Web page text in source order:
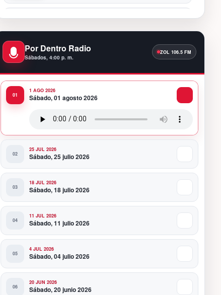
10:16 PM
Santiago
Premios a la Moda Dominicana celebró su
quinta edición en el Teatro Nacional
Presidente Abinader viaja a Colombia para
Por Dentro Radio
Sábados, 4:00 p. m.
1 AGO 2026
Sábado, 01 agosto 2026
25 JUL 2026
Sábado, 25 julio 2026
18 JUL 2026
Sábado, 18 julio 2026
11 JUL 2026
Sábado, 11 julio 2026
4 JUL 2026
Sábado, 04 julio 2026
20 JUN 2026
Sábado, 20 junio 2026